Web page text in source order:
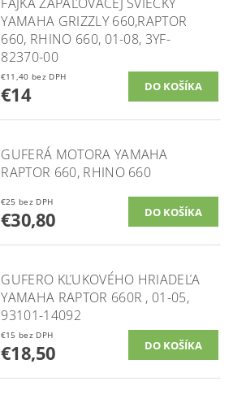
YAMAHA GRIZZLY 660,RAPTOR
660, RHINO 660, 01-08, 3YF-
82370-00
€11,40 bez DPH
€14
GUFERÁ MOTORA YAMAHA
RAPTOR 660, RHINO 660
€25 bez DPH
€30,80
GUFERO KĽUKOVÉHO HRIADEĽA
YAMAHA RAPTOR 660R , 01-05,
93101-14092
€15 bez DPH
€18,50